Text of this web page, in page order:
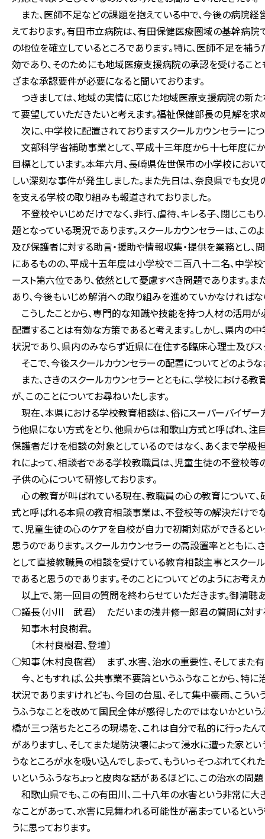
また、医師不足などの課題を抱えている中で、今後の病院
えております。有田市立病院は、有田保健医療圏域の基幹病
の地位を確立しているところであります。特に、医師不足を
効であり、そのためにも地域医療支援病院の承認を受けるこ
ざまな承認要件が必要になると聞いております。
つきましては、地域の実情に応じた地域医療支援病院の新
て要望していただきたいと考えます。福祉保健部長の見解を求
次に、中学校に配置されておりますスクールカウンセラーに
文部科学省補助事業として、平成十三年度から十七年度に
目標としています。本年六月、長崎県佐世保市の小学校にお
しい深刻な事件が発生しました。また先日は、奈良県でも女
を支える学校の取り組みも報道されておりました。
不登校やいじめだけでなく、非行、虐待、キレる子、閉じこ
題となっている現況であります。スクールカウンセラーは、こ
及び保護者に対する助言・援助や情報収集・提供を業務とし
にあるものの、平成十五年度は小学校で二百八十二名、中学
ースト第六位であり、依然として憂慮すべき問題であります。
あり、今後もいじめ解消への取り組みを進めていかなければな
こうしたことから、専門的な知識や技能を持つ人材の活用
配置することは有効な方策であると考えます。しかし、県内の
状況であり、県内のみならず近県に在住する臨床心理士及び
そこで、今後スクールカウンセラーの配置についてどのよう
また、さきのスクールカウンセラーとともに、学校におけ
が、このことについてお尋ねいたします。
現在、本県における学校教育相談は、俗にスーパーバイザ
う他県にない方式をとり、他県からは和歌山方式と呼ばれ、
保護者だけを相談の対象としているのではなく、あくまで学
れによって、相談者である学校教職員は、児童生徒の不登校
子供の心について研修しております。
心の教育が叫ばれている現在、教職員の心の教育について
式と呼ばれる本県の教育相談事業は、不登校等の解決だけで
て、児童生徒の心のケアを自校が自力で初期対応ができると
思うのであります。スクールカウンセラーの高設置率ととも
として直接教職員の相談を受けている教育相談主事とスク
であると思うのであります。そのことについてどのようにお考え
以上で、第一回目の質問を終わらせていただきます。御清聴
○議長（小川 武君） ただいまの浅井修一郎君の質問に対す
知事木村良樹君。
〔木村良樹君、登壇〕
○知事（木村良樹君） まず、水害、治水の重要性、そしてまた
今、ともすれば、公共事業不要論というふうなことから、特
状況でありますけれども、今回の台風、そして集中豪雨、こう
うふうなことを改めて国民全体が感得したのではないかという
橋が三つ落ちたところの現場を、これは自分で私的に行ったん
がありますし、そしてまた堤防決壊によって浸水に遭った家と
うなところが水を吸い込んでしまって、もういっそつぶれてく
いというふうなちょっと皮肉な話があるほどに、この治水の問
和歌山県でも、この有田川、二十八年の水害という非常に大
なことがあって、水害に見舞われる可能性が高まっているとい
うに思っております。